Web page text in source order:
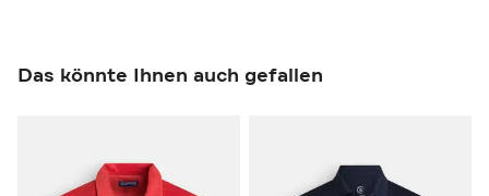
Das könnte Ihnen auch gefallen